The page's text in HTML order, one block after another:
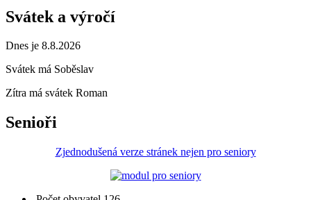
Svátek a výročí
Dnes je 8.8.2026
Svátek má Soběslav
Zítra má svátek Roman
Senioři
Zjednodušená verze stránek nejen pro seniory